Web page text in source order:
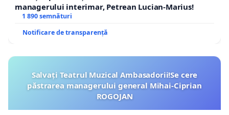
managerului interimar, Petrean Lucian-Marius!
1 890 semnături
Notificare de transparență
Salvați Teatrul Muzical Ambasadorii!Se cere
păstrarea managerului general Mihai-Ciprian
ROGOJAN